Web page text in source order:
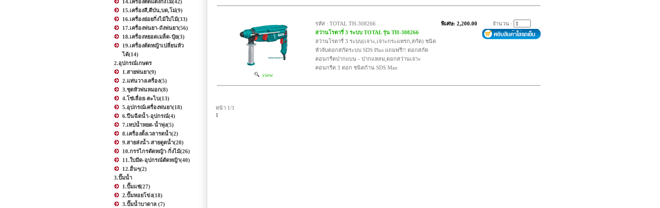
14.เครื่องตัดแต่งกิ่งไม้(42)
15.เครื่องสี,ตีป่น,บด,โม่(9)
16.เครื่องย่อยกิ่งไม้ใบไม้(33)
17.เครื่องพ่นยา-ถังพ่นยา(56)
18.เครื่องหยอดเมล็ด-ปุ๋ย(3)
19.เครื่องตัดหญ้าเปลี่ยนหัว
ได้(14)
2.อุปกรณ์เกษตร
1.สายพ่นยา(9)
2.แท่นวางเครื่อง(5)
3.ชุดหัวพ่นหมอก(8)
4.โซ่เลื่อย-ตะไบ(13)
5.อุปกรณ์เครื่องพ่นยา(18)
6.ปืนฉีดน้ำ-อุปกรณ์(4)
7.เทปน้ำหยด-น้ำพุ่ง(5)
8.เครื่องตั้งเวลารดน้ำ(2)
9.สายส่งน้ำ-สายดูดน้ำ(20)
10.กรรไกรตัดหญ้า-กิ่งไม้(26)
11.ใบมีด-อุปกรณ์ตัดหญ้า(40)
12.อื่นๆ(2)
3.ปั๊มน้ำ
1.ปั๊มแช่(27)
2.ปั๊มหอยโข่ง(18)
3.ปั๊มน้ำบาดาล (7)
view
รหัส : TOTAL TH-308266
สว่านโรตารี่ 3 ระบบ TOTAL รุ่น TH-308266
สว่านโรตารี่ 3 ระบบ(เจาะ,เจาะกระแทรก,สกัด) ชนิด
หัวจับดอกสกัดระบบ SDS Plus แถมฟรี!! ดอกสกัด
คอนกรีตปากแบน - ปากแหลม,ดอกสว่านเจาะ
คอนกรีต 3 ดอก ชนิดก้าน SDS Max
พิเศษ: 2,200.00 จำนวน :
หน้า 1/1
1